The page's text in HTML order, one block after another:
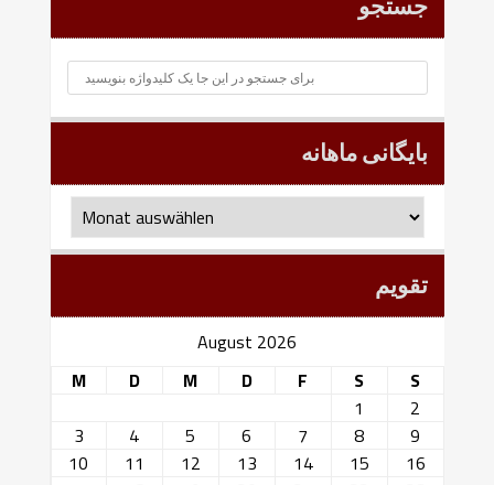
جستجو
بایگانی ماهانه
بایگانی
ماهانه
تقویم
August 2026
M
D M D F S
S
1
2
3
4 5 6 7 8
9
10
11 12 13 14 15
16